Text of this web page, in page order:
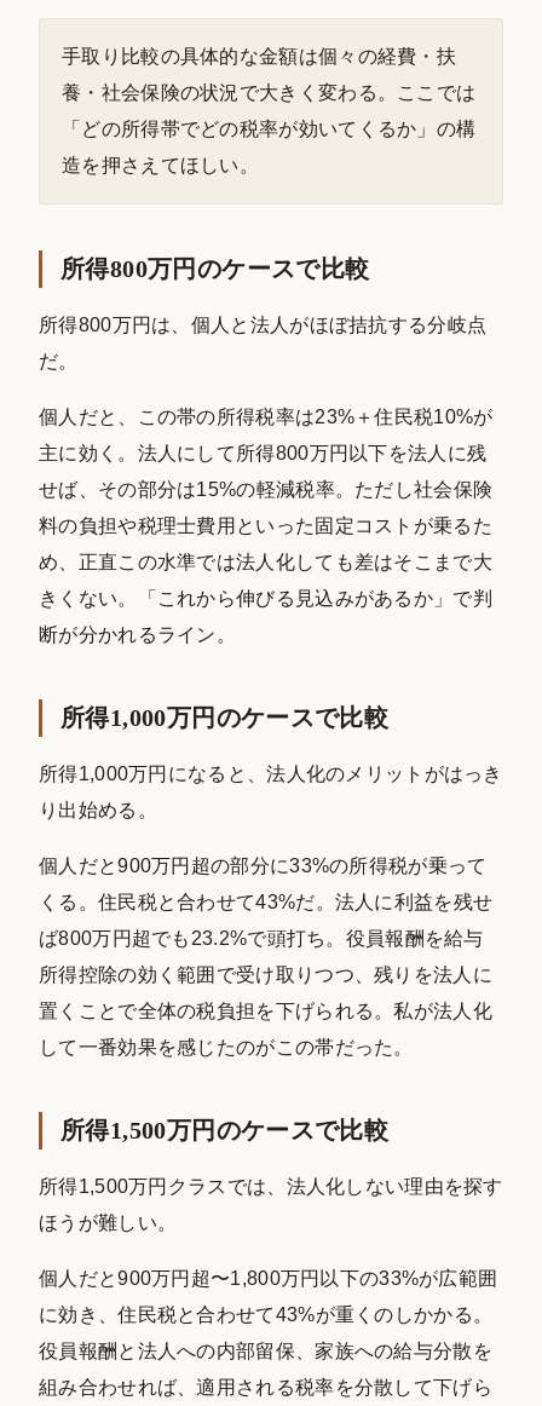
手取り比較の具体的な金額は個々の経費・扶
養・社会保険の状況で大きく変わる。ここでは
「どの所得帯でどの税率が効いてくるか」の構
造を押さえてほしい。
所得800万円のケースで比較
所得800万円は、個人と法人がほぼ拮抗する分岐点
だ。
個人だと、この帯の所得税率は23%＋住民税10%が
主に効く。法人にして所得800万円以下を法人に残
せば、その部分は15%の軽減税率。ただし社会保険
料の負担や税理士費用といった固定コストが乗るた
め、正直この水準では法人化しても差はそこまで大
きくない。「これから伸びる見込みがあるか」で判
断が分かれるライン。
所得1,000万円のケースで比較
所得1,000万円になると、法人化のメリットがはっき
り出始める。
個人だと900万円超の部分に33%の所得税が乗って
くる。住民税と合わせて43%だ。法人に利益を残せ
ば800万円超でも23.2%で頭打ち。役員報酬を給与
所得控除の効く範囲で受け取りつつ、残りを法人に
置くことで全体の税負担を下げられる。私が法人化
して一番効果を感じたのがこの帯だった。
所得1,500万円のケースで比較
所得1,500万円クラスでは、法人化しない理由を探す
ほうが難しい。
個人だと900万円超〜1,800万円以下の33%が広範囲
に効き、住民税と合わせて43%が重くのしかかる。
役員報酬と法人への内部留保、家族への給与分散を
組み合わせれば、適用される税率を分散して下げら